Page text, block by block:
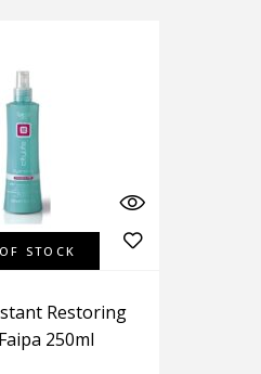
STOCK
Restoring
250ml